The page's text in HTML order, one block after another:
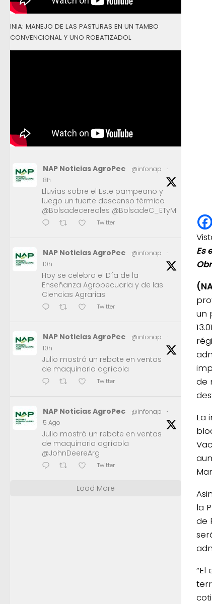
Es
un
de
La
la
de
INIA: MANEJO DE LAS PASTURAS EN UN TAMBO
CONVENCIONAL Y UNO ROBATIZADOL
NAP Noticias AgroPec @infonap
·
8h
Lluvias sobre el Este pampeano y
luego un fuerte descenso térmico
@Bolsadecereales @BolsadeC_ETyM
Twitter
NAP Noticias AgroPec @infonap
·
10h
Hoy se celebra el Día de la
Enseñanza Agropecuaria y de las
Ciencias Agrarias
Twitter
NAP Noticias AgroPec @infonap
·
10h
Julio mostró un rebote en ventas
de maquinaria agrícola
Twitter
NAP Noticias AgroPec @infonap
·
5 Ago
Julio mostró un rebote en ventas
de maquinaria agrícola
@JohnDeereArg
Twitter
Load More